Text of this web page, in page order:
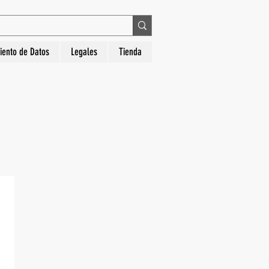
La Hora Relojería. Compra segura, diseños
de Datos Legales Tienda